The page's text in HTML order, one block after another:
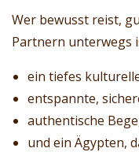
Wer bewusst reist,
Partnern unterwegs
ein tiefes
entspannte,
authentische
und ein Ägypten,